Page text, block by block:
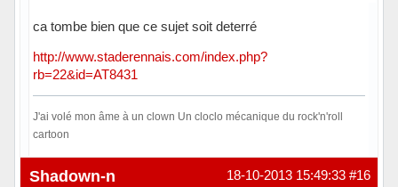
ca tombe bien que ce sujet soit deterré
http://www.staderennais.com/index.php?
rb=22&id=AT8431
J'ai volé mon âme à un clown Un cloclo mécanique du rock'n'roll
cartoon
En ligne #16
18-10-2013 15:49:33
Shadown-n